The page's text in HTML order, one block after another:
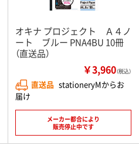
オキナ プロジェクト Ａ４ノ
ート ブルー PNA4BU 10冊
（直送品）
￥3,960（税込）
直送品 stationeryMからお
届け
メーカー都合により
販売停止中です